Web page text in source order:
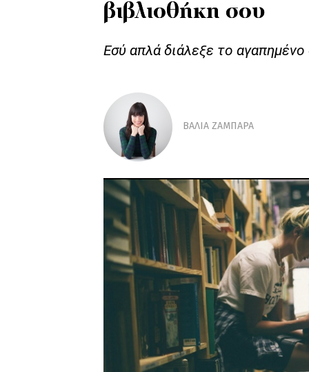
βιβλιοθήκη σου
Εσύ απλά διάλεξε το αγαπημένο
ΒAΛΙΑ ΖΑΜΠAΡΑ